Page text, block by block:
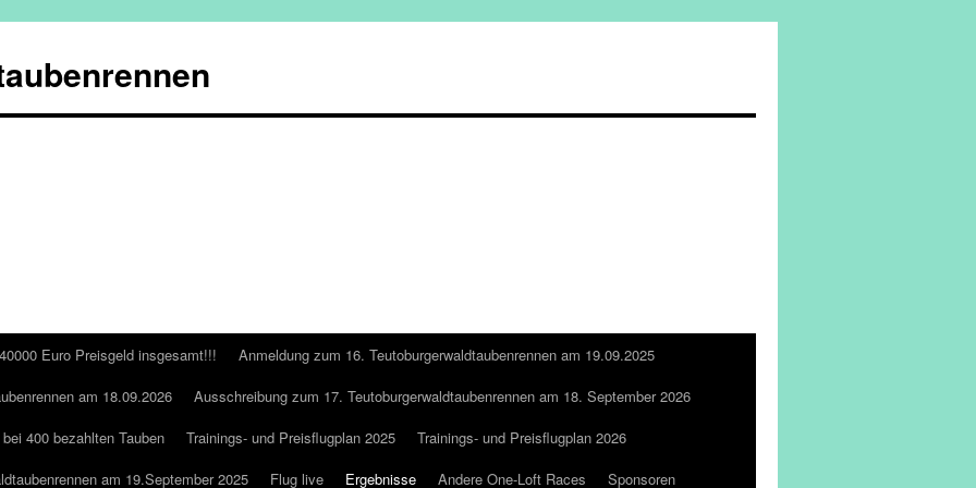
Euro Preisgeld insgesamt!!!
Anmeldung zum 16. Teutoburgerwaldtaubenrennen am 19.09.2025
am 18.09.2026
Ausschreibung zum 17. Teutoburgerwaldtaubenrennen am 18. September 2026
400 bezahlten Tauben Trainings- und Preisflugplan 2025
Trainings- und Preisflugplan 2026
am 19.September 2025
Flug live Ergebnisse Andere One-Loft Races
Sponsoren